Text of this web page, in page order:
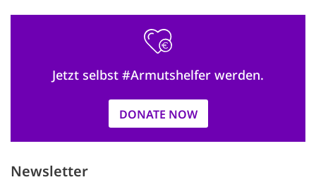
Jetzt selbst #Armutshelfer werden.
DONATE NOW
Newsletter